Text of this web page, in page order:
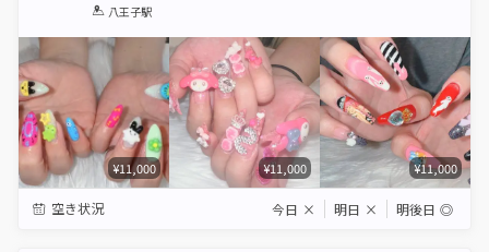
1 2 3 4
八王子駅
¥11,000 ¥11,000 ¥11,000
空き状況 今日 × 明日 × 明後日 ◎